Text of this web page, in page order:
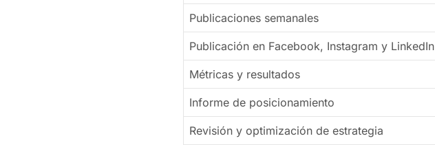
Publicaciones semanales
Publicación en Facebook, Instagram y LinkedIn
Métricas y resultados
Informe de posicionamiento
Revisión y optimización de estrategia